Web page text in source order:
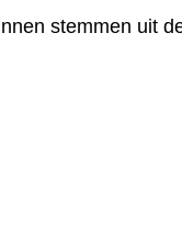
stemmen uit